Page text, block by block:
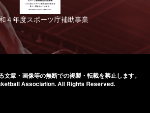
４年度スポーツ庁補助事業
文章・画像等の無断での複製・転載を禁止します。
Association.All Rights Reserved.